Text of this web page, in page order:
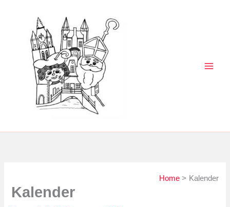
Home Kalender
Kalender